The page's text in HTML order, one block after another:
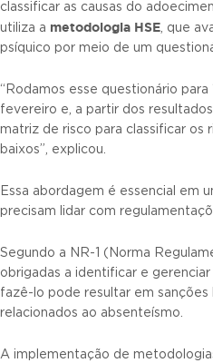
classificar as causas do
utiliza a metodologia HSE, que
psíquico por meio de um
“Rodamos esse questionário
fevereiro e, a partir dos
matriz de risco para classificar os
baixos”, explicou.
Essa abordagem é essencial em
precisam lidar com
Segundo a NR-1 (Norma
obrigadas a identificar e gerenciar
fazê-lo pode resultar em
relacionados ao absenteísmo.
A implementação de